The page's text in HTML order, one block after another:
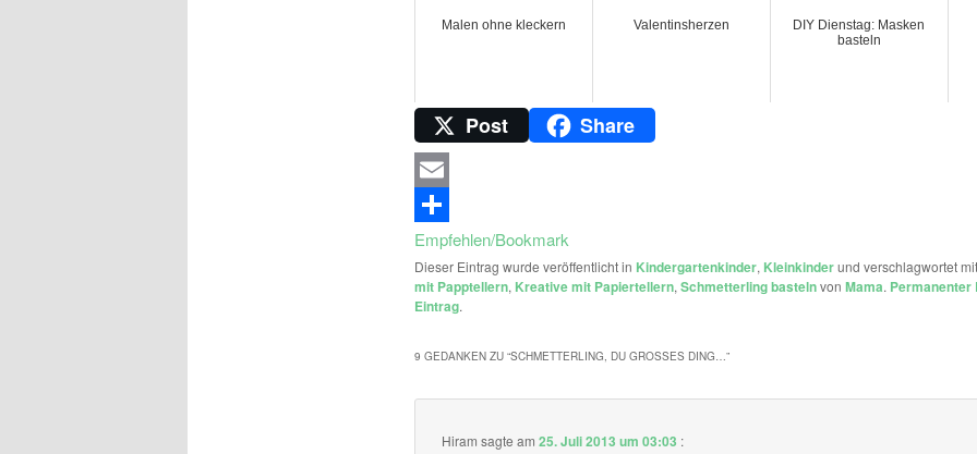
Malen ohne kleckern Valentinsherzen
DIY Dienstag: Masken
basteln
Post Share
Email
Empfehlen/Bookmark
Dieser Eintrag wurde veröffentlicht in Kindergartenkinder, Kleinkinderund verschlagwortet
mit Papptellern, Kreative mit Papiertellern, Schmetterling bastelnvon Mama. Permanenter
Eintrag.
9 GEDANKEN ZU “SCHMETTERLING, DU GROSSES DING… ”
Hiram sagte am25. Juli 2013 um 03:03 :